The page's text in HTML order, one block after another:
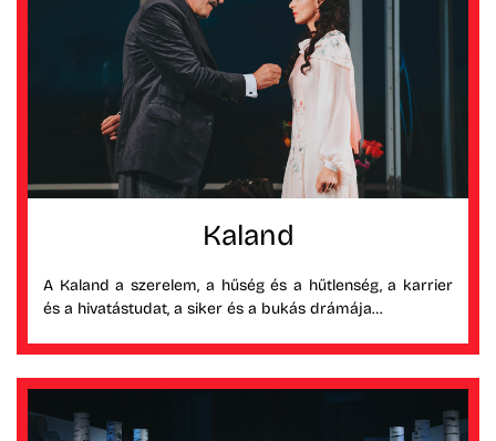
Kaland
A Kaland a szerelem, a hűség és a hűtlenség, a karrier
és a hivatástudat, a siker és a bukás drámája…